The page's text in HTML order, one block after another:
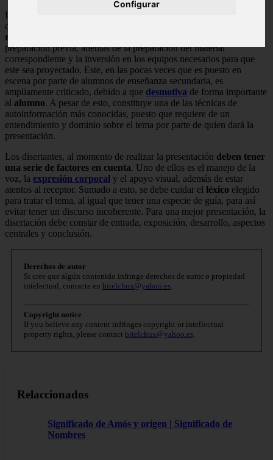
Configurar
La disertación como exposición sobre un tema, de acuerdo a las
convenciones que se establecen sobre el mismo, es un
rígido de entrega de información
preparación previa, además de la preparación del material
correspondiente y la inversión en los equipos necesarios para que
este sea proyectado. Este, en las pocas veces que es puesto en
escena por parte de alumnos de enseñanza secundaria, es
ampliamente criticado, debido a que desmotiva de forma importante
al alumno. A pesar de esto, constituye una de las técnicas de
autoinformación más conocidas, puesto que requiere de un
entendimiento y dominio sobre el tema por parte de quien dará la
presentación.
Los disertantes, al momento de realizar la presentación deben tener
una serie de factores en cuenta. Uno de ellos es el manejo de la
voz, la expresión corporal y el apoyo visual, además de estar
atentos al receptor. Sumado a esto, se debe cuidar el léxico elegido
para tratar el tema, al igual que tener una especie de guía, para así
evitar tener un discurso incoherente. Para una mejor presentación, la
disertación debe constar de entrada, exposición, desarrollo, aspectos
centrales y conclusión.
Derechos de autor
Si cree que algún contenido infringe derechos de autor o propiedad
intelectual, contacte en bitelchux@yahoo.es
Copyright notice
If you believe any content infringes copyright or intellectual
property rights, please contact bitelchux@yahoo.es
Relaccionados
Significado de Amós y origen | Significado de
Nombres